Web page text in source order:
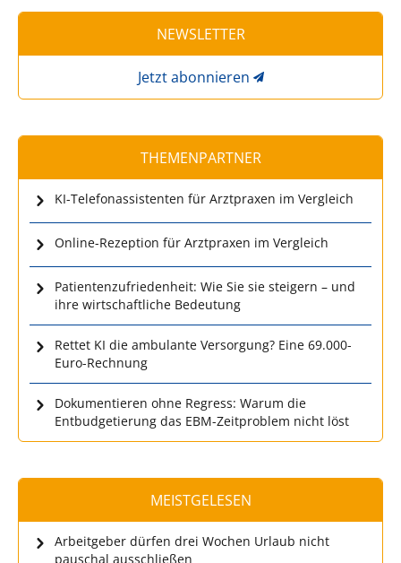
NEWSLETTER
Jetzt abonnieren
THEMENPARTNER
KI-Telefonassistenten für Arztpraxen im Vergleich
Online-Rezeption für Arztpraxen im Vergleich
Patientenzufriedenheit: Wie Sie sie steigern – und
ihre wirtschaftliche Bedeutung
Rettet KI die ambulante Versorgung? Eine 69.000-
Euro-Rechnung
Dokumentieren ohne Regress: Warum die
Entbudgetierung das EBM-Zeitproblem nicht löst
MEISTGELESEN
Arbeitgeber dürfen drei Wochen Urlaub nicht
pauschal ausschließen